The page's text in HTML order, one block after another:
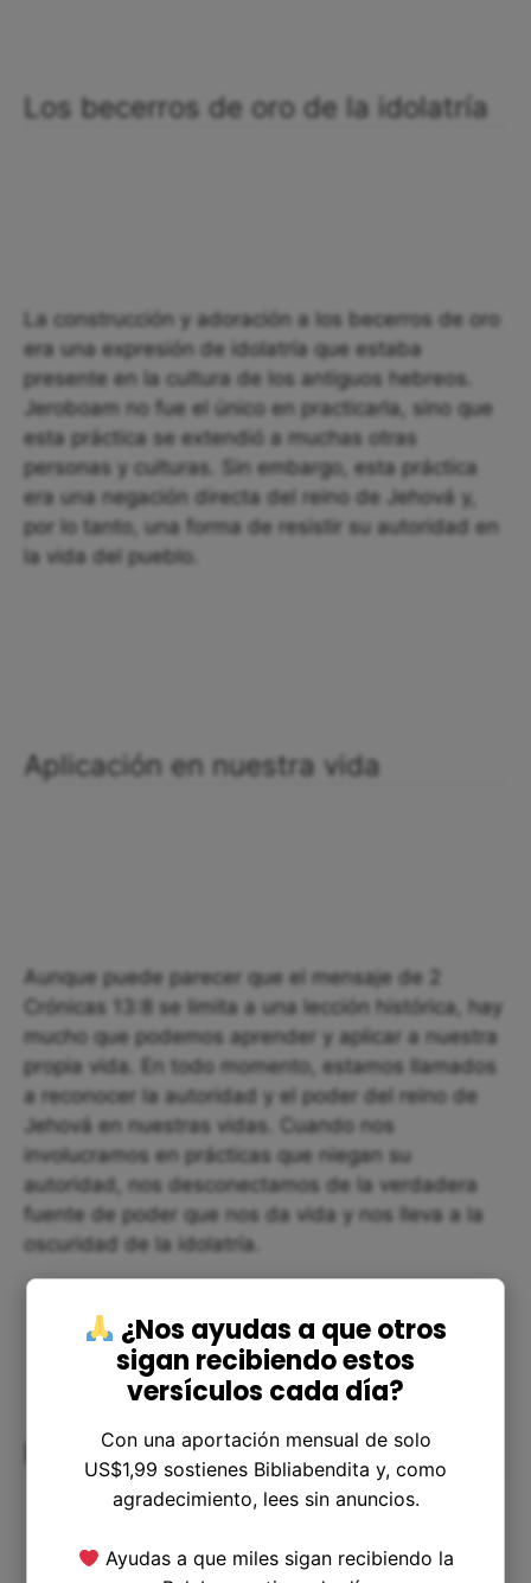
Los becerros de oro de la idolatría
La construcción y adoración a los becerros de oro
era una expresión de idolatría que estaba
presente en la cultura de los antiguos hebreos.
Jeroboam no fue el único en practicarla, sino que
esta práctica se extendió a muchas otras
personas y culturas. Sin embargo, esta práctica
era una negación directa del reino de Jehová y,
por lo tanto, una forma de resistir su autoridad en
la vida del pueblo.
Aplicación en nuestra vida
Aunque puede parecer que el mensaje de 2
Crónicas 13:8 se limita a una lección histórica, hay
mucho que podemos aprender y aplicar a nuestra
propia vida. En todo momento, estamos llamados
a reconocer la autoridad y el poder del reino de
Jehová en nuestras vidas. Cuando nos
involucramos en prácticas que niegan su
autoridad, nos desconectamos de la verdadera
fuente de poder que nos da vida y nos lleva a la
oscuridad de la idolatría.
Reflexión final
¿Nos ayudas a que otros
sigan recibiendo estos
versículos cada día?
Con una aportación mensual de solo
US$1,99 sostienes Bibliabendita y, como
agradecimiento, lees sin anuncios.
Ayudas a que miles sigan recibiendo la